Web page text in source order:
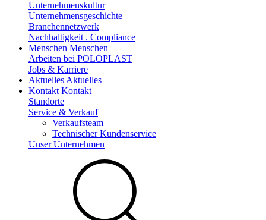
Unternehmenskultur
Unternehmensgeschichte
Branchennetzwerk
Nachhaltigkeit . Compliance
Menschen Menschen
Arbeiten bei POLOPLAST
Jobs & Karriere
Aktuelles Aktuelles
Kontakt Kontakt
Standorte
Service & Verkauf
Verkaufsteam
Technischer Kundenservice
Unser Unternehmen